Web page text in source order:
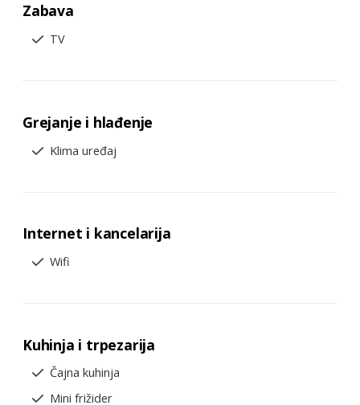
Zabava
TV
Grejanje i hlađenje
Klima uređaj
Internet i kancelarija
Wifi
Kuhinja i trpezarija
Čajna kuhinja
Mini frižider